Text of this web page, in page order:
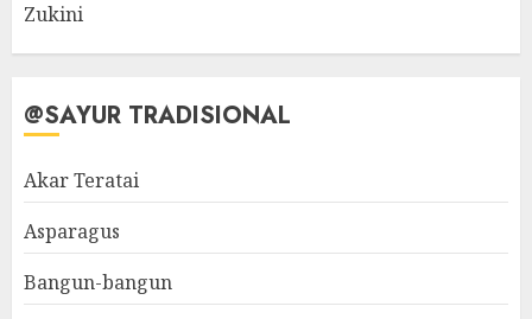
Zukini
@SAYUR TRADISIONAL
Akar Teratai
Asparagus
Bangun-bangun